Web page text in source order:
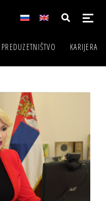
PREDUZETNIŠTVO KARIJERA